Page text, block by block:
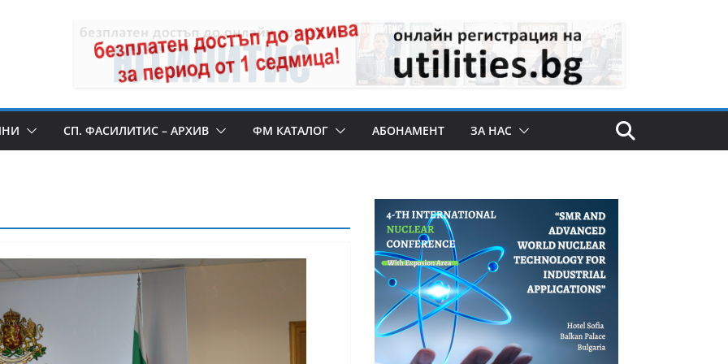
СП. ФАСИЛИТИС – АРХИВ ФМ КАТАЛОГ АБОНАМЕНТ ЗА НАС